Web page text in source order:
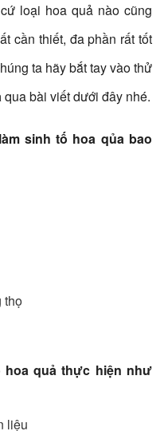
loại hoa quả nào cũng
cần thiết, đa phần rất tốt
ta hãy bắt tay vào thử
qua bài viết dưới đây nhé.
sinh tố hoa qủa bao
thọ
quả thực hiện như
liệu